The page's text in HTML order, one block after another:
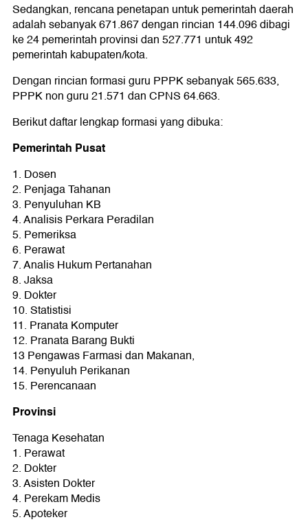
Sedangkan, rencana penetapan untuk pemerintah daerah
adalah sebanyak 671.867 dengan rincian 144.096 dibagi
ke 24 pemerintah provinsi dan 527.771 untuk 492
pemerintah kabupaten/kota.
Dengan rincian formasi guru PPPK sebanyak 565.633,
PPPK non guru 21.571 dan CPNS 64.663.
Berikut daftar lengkap formasi yang dibuka:
Pemerintah Pusat
1. Dosen
2. Penjaga Tahanan
3. Penyuluhan KB
4. Analisis Perkara Peradilan
5. Pemeriksa
6. Perawat
7. Analis Hukum Pertanahan
8. Jaksa
9. Dokter
10. Statistisi
11. Pranata Komputer
12. Pranata Barang Bukti
13 Pengawas Farmasi dan Makanan,
14. Penyuluh Perikanan
15. Perencanaan
Provinsi
Tenaga Kesehatan
1. Perawat
2. Dokter
3. Asisten Dokter
4. Perekam Medis
5. Apoteker